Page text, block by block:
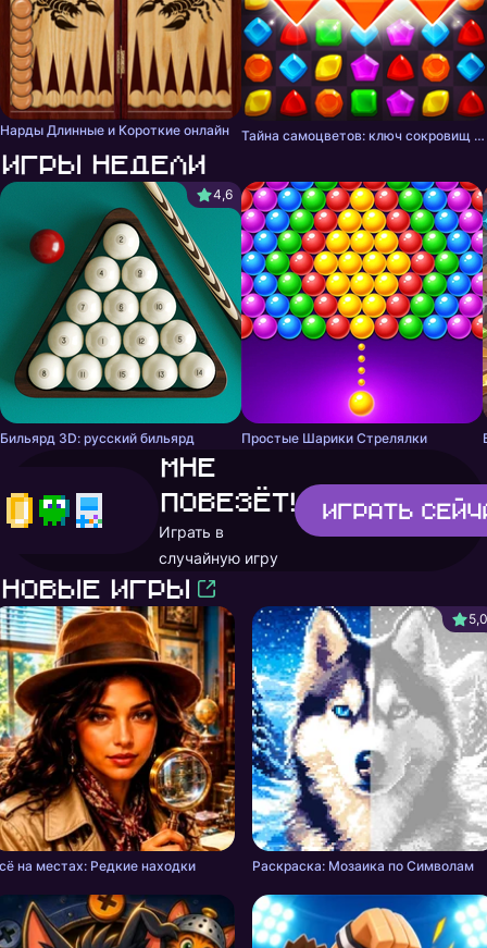
Нарды Длинные и Короткие онлайн Тайна самоцветов: ключ сокровищ - три в ряд
Игры недели
4,6
Бильярд 3D: русский бильярд Простые Шарики Стрелялки
Мне
повезёт!
Играть в
случайную игру
Играть
Новые игры
на местах: Редкие находки
5,0
Раскраска: Мозаика по Символам